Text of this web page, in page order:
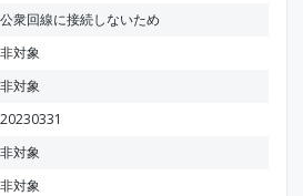
公衆回線に接続しないため
非対象
非対象
20230331
非対象
非対象